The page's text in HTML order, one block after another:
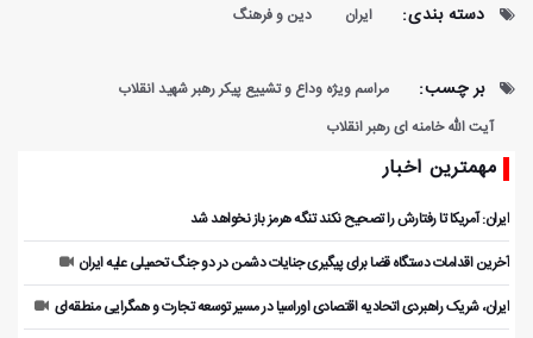
دسته بندی: ایران دین و فرهنگ
بر چسب:
مراسم ویژه وداع و تشییع پیکر رهبر شهید انقلاب
آیت الله خامنه ای رهبر انقلاب
مهمترین اخبار
ایران: آمریکا تا رفتارش را تصحیح نکند تنگه هرمز باز نخواهد شد
آخرین اقدامات دستگاه قضا برای پیگیری جنایات دشمن در دو جنگ تحمیلی علیه ایران
ایران، شریک راهبردی اتحادیه اقتصادی اوراسیا در مسیر توسعه تجارت و همگرایی منطقه‌ای